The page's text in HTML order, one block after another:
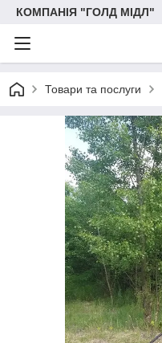
КОМПАНІЯ "ГОЛД МІДЛ"
Товари та послуги